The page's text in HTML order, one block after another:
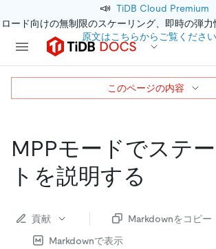
📣 TiDB Cloud Premium
ード向けの無制限のスケーリング、即時の弾
原文はこちらからご覧ください
MPPモードでステ
トを説明する
貢献
Markdownをコピー
Markdownで表示
このページの内容